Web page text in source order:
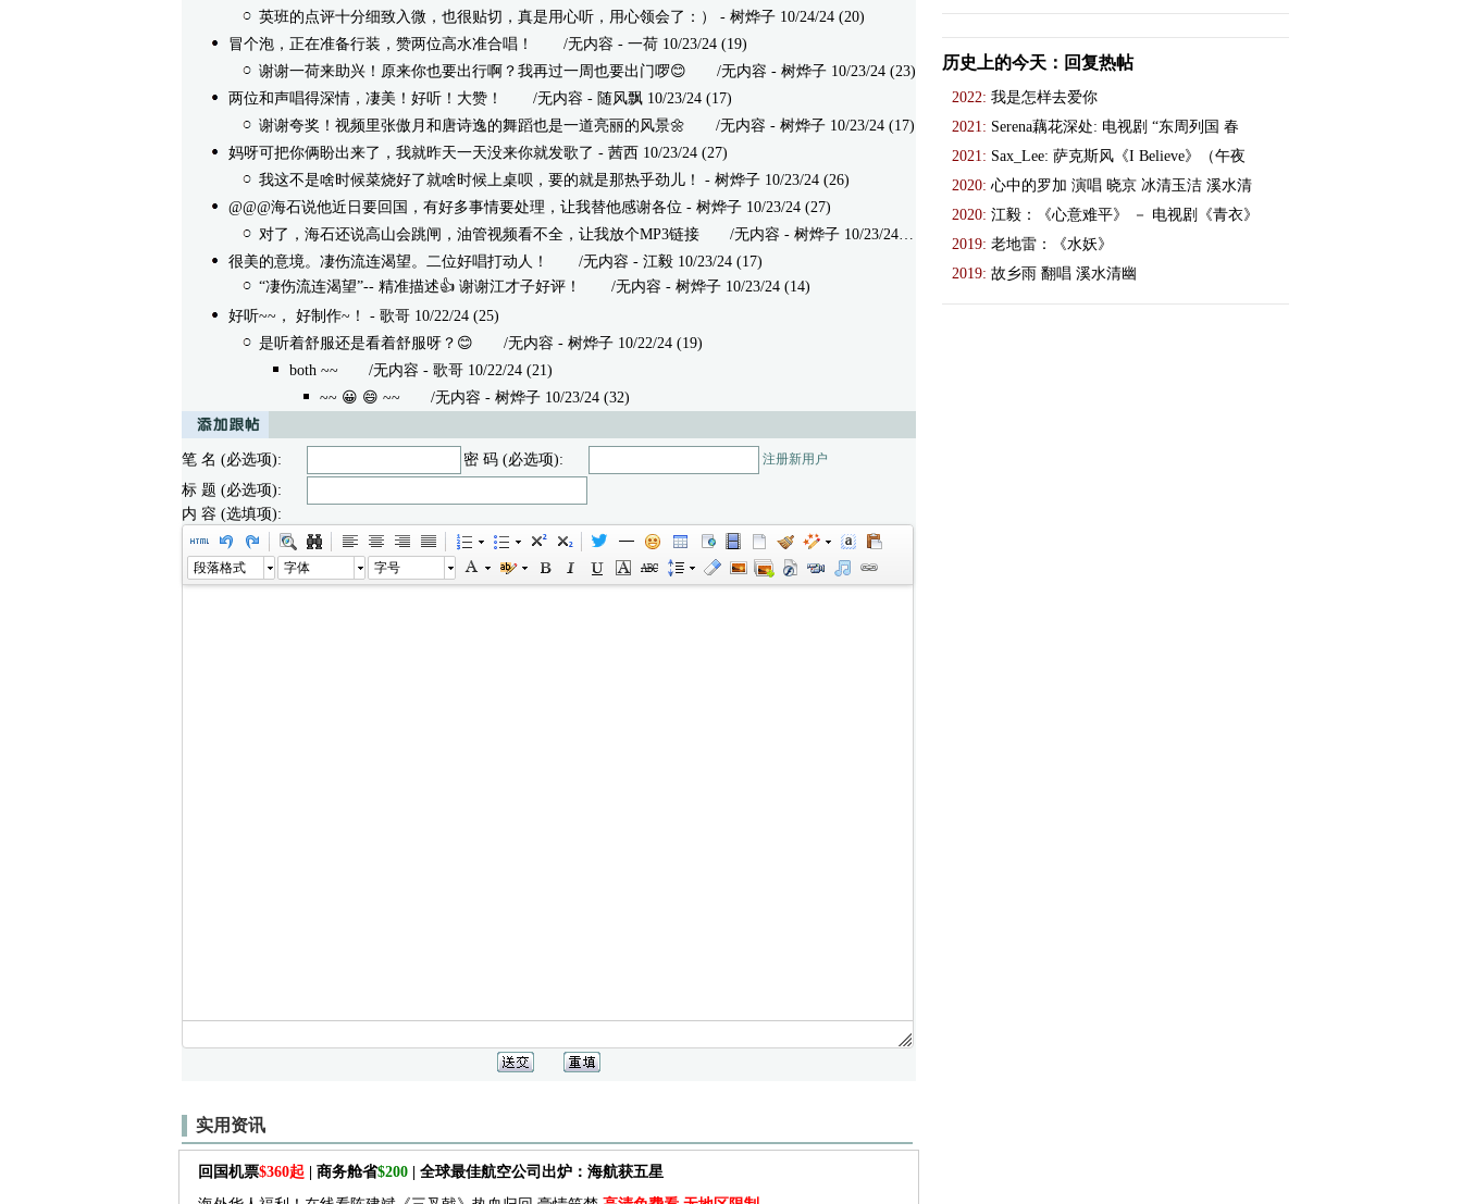
英班的点评十分细致入微，也很贴切，真是用心听，用心领会了：）
- 树烨子 10/24/24 (20)
冒个泡，正在准备行装，赞两位高水准合唱！
/无内容 - 一荷 10/23/24 (19)
谢谢一荷来助兴！原来你也要出行啊？我再过一周也要出门啰😊 /无内容 - 树烨子 10/23/24 (23)
两位和声唱得深情，凄美！好听！大赞！
/无内容 - 随风飘 10/23/24 (17)
谢谢夸奖！视频里张傲月和唐诗逸的舞蹈也是一道亮丽的风景🌼 /无内容 - 树烨子 10/23/24 (17)
妈呀可把你俩盼出来了，我就昨天一天没来你就发歌了 - 茜西 10/23/24 (27)
我这不是啥时候菜烧好了就啥时候上桌呗，要的就是那热乎劲儿！
- 树烨子 10/23/24 (26)
@@@海石说他近日要回国，有好多事情要处理，让我替他感谢各位 - 树烨子 10/23/24 (27)
对了，海石还说高山会跳闸，油管视频看不全，让我放个MP3链接/无内容 - 树烨子 10/23/24 (18)
很美的意境。凄伤流连渴望。二位好唱打动人！
/无内容 - 江毅 10/23/24 (17)
“凄伤流连渴望”-- 精准描述👍 谢谢江才子好评！
/无内容 - 树烨子 10/23/24 (14)
好听~~， 好制作~！
- 歌哥 10/22/24 (25)
是听着舒服还是看着舒服呀？😊 /无内容 - 树烨子 10/22/24 (19)
both ~~/无内容 - 歌哥 10/22/24 (21)
~~ 😀 😄 ~~/无内容 - 树烨子 10/23/24 (32)
笔 名 (必选项): 密 码 (必选项): 注册新用户
标 题 (必选项):
内 容 (选填项):
段落格式 字体 字号
实用资讯
回国机票$360起 | 商务舱省$200| 全球最佳航空公司出炉：海航获五星
历史上的今天：回复热帖
2022: 我是怎样去爱你
2021: Serena藕花深处: 电视剧 “东周列国 春
2021: Sax_Lee: 萨克斯风《I Believe》（午夜
2020: 心中的罗加 演唱 晓京 冰清玉洁 溪水清
2020: 江毅：《心意难平》 － 电视剧《青衣》
2019: 老地雷：《水妖》
2019: 故乡雨 翻唱 溪水清幽